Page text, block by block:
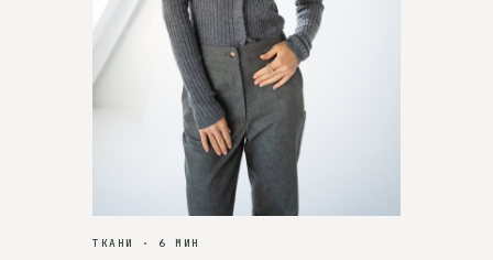
ТКАНИ · 6 МИН